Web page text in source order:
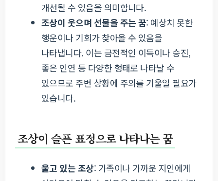
개선될 수 있음을 의미합니다.
조상이 웃으며 선물을 주는 꿈: 예상치 못한
행운이나 기회가 찾아올 수 있음을
나타냅니다. 이는 금전적인 이득이나 승진,
좋은 인연 등 다양한 형태로 나타날 수
있으므로 주변 상황에 주의를 기울일 필요가
있습니다.
조상이 슬픈 표정으로 나타나는 꿈
울고 있는 조상: 가족이나 가까운 지인에게